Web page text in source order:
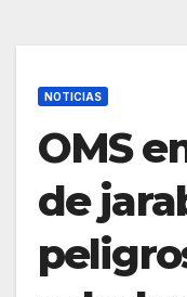
NOTICIAS
OMS
de